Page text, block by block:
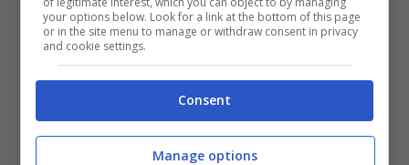
Antonella Elia opinionista al Grande
Fratello Vip: “È raccomandata
your options below. Look for a link at the bottom of this page
or in the site menu to manage or withdraw consent in privacy
and cookie settings.
Consent
Manage options